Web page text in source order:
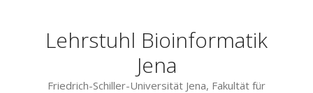
Lehrstuhl Bioinformatik
Jena
Friedrich-Schiller-Universität Jena, Fakultät für